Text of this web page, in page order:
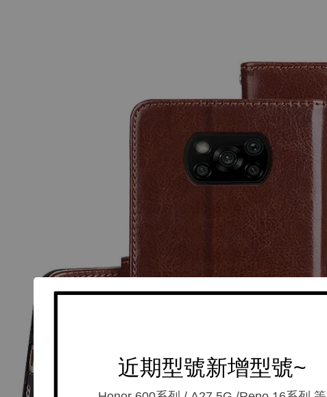
近期型號新增型號~